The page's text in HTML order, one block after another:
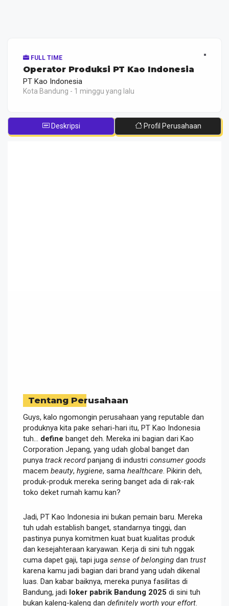
FULL TIME
Operator Produksi PT Kao Indonesia
PT Kao Indonesia
Kota Bandung - 1 minggu yang lalu
Deskripsi Profil Perusahaan
Tentang Perusahaan
Guys, kalo ngomongin perusahaan yang reputable dan
produknya kita pake sehari-hari itu, PT Kao Indonesia
tuh… define banget deh. Mereka ini bagian dari Kao
Corporation Jepang, yang udah global banget dan
punya track recordpanjang di industri consumer goods
macem beauty, hygiene, sama healthcare . Pikirin deh,
produk-produk mereka sering banget ada di rak-rak
toko deket rumah kamu kan?
Jadi, PT Kao Indonesia ini bukan pemain baru. Mereka
tuh udah establish banget, standarnya tinggi, dan
pastinya punya komitmen kuat buat kualitas produk
dan kesejahteraan karyawan. Kerja di sini tuh nggak
cuma dapet gaji, tapi juga sense of belonging dan trust
karena kamu jadi bagian dari brand yang udah dikenal
luas. Dan kabar baiknya, mereka punya fasilitas di
Bandung, jadi loker pabrik Bandung 2025 di sini tuh
bukan kaleng-kaleng dan definitely worth your effort